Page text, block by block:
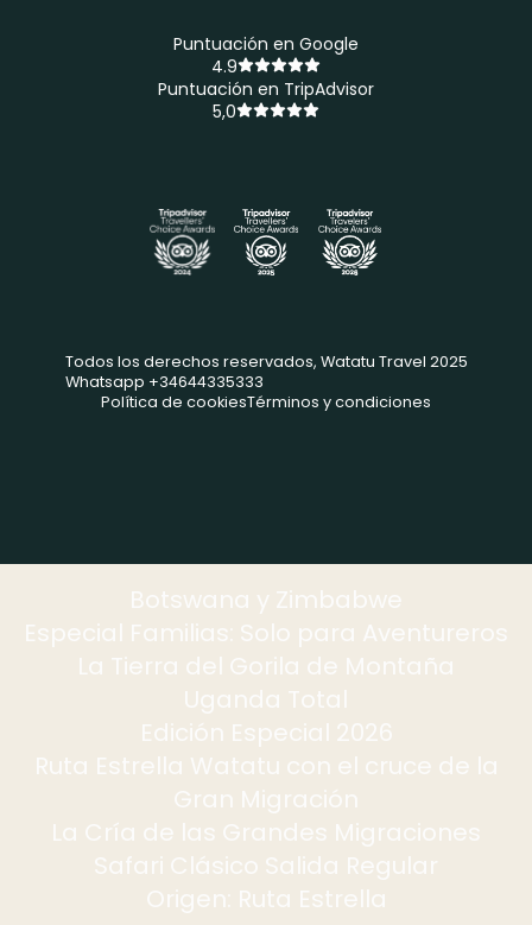
Puntuación en Google
4.9
Puntuación en TripAdvisor
5,0
Todos los derechos reservados, Watatu Travel 2025
Whatsapp +34644335333
Política de cookiesTérminos y condiciones
Botswana y Zimbabwe
Especial Familias: Solo para Aventureros
La Tierra del Gorila de Montaña
Uganda Total
Edición Especial 2026
Ruta Estrella Watatu con el cruce de la
Gran Migración
La Cría de las Grandes Migraciones
Safari Clásico Salida Regular
Origen: Ruta Estrella